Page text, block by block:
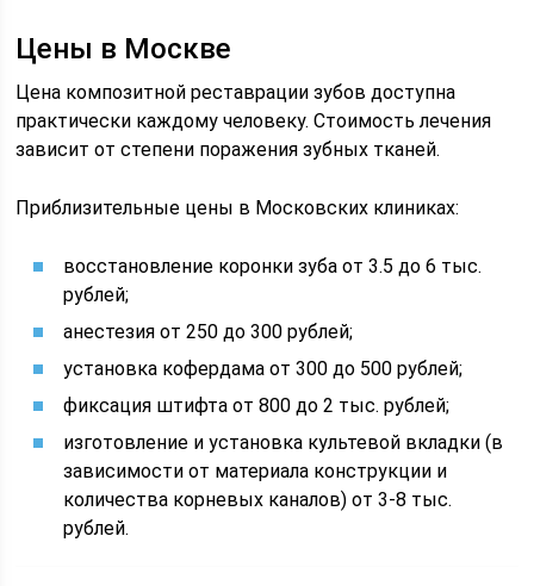
Цены в Москве
Цена композитной реставрации зубов доступна
практически каждому человеку. Стоимость лечения
зависит от степени поражения зубных тканей.
Приблизительные цены в Московских клиниках:
восстановление коронки зуба от 3.5 до 6 тыс.
рублей;
анестезия от 250 до 300 рублей;
установка кофердама от 300 до 500 рублей;
фиксация штифта от 800 до 2 тыс. рублей;
изготовление и установка культевой вкладки (в
зависимости от материала конструкции и
количества корневых каналов) от 3-8 тыс.
рублей.